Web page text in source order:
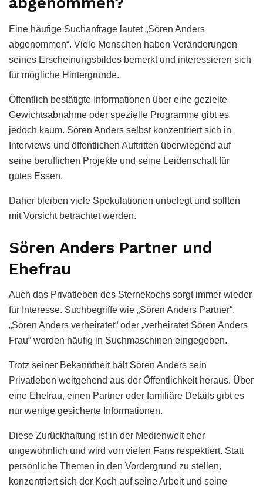
Eine häufige Suchanfrage lautet „Sören Anders
abgenommen“. Viele Menschen haben Veränderungen
seines Erscheinungsbildes bemerkt und interessieren sich
für mögliche Hintergründe.
Öffentlich bestätigte Informationen über eine gezielte
Gewichtsabnahme oder spezielle Programme gibt es
jedoch kaum. Sören Anders selbst konzentriert sich in
Interviews und öffentlichen Auftritten überwiegend auf
seine beruflichen Projekte und seine Leidenschaft für
gutes Essen.
Daher bleiben viele Spekulationen unbelegt und sollten
mit Vorsicht betrachtet werden.
Sören Anders Partner und
Ehefrau
Auch das Privatleben des Sternekochs sorgt immer wieder
für Interesse. Suchbegriffe wie „Sören Anders Partner“,
„Sören Anders verheiratet“ oder „verheiratet Sören Anders
Frau“ werden häufig in Suchmaschinen eingegeben.
Trotz seiner Bekanntheit hält Sören Anders sein
Privatleben weitgehend aus der Öffentlichkeit heraus. Über
eine Ehefrau, einen Partner oder familiäre Details gibt es
nur wenige gesicherte Informationen.
Diese Zurückhaltung ist in der Medienwelt eher
ungewöhnlich und wird von vielen Fans respektiert. Statt
persönliche Themen in den Vordergrund zu stellen,
konzentriert sich der Koch auf seine Arbeit und seine